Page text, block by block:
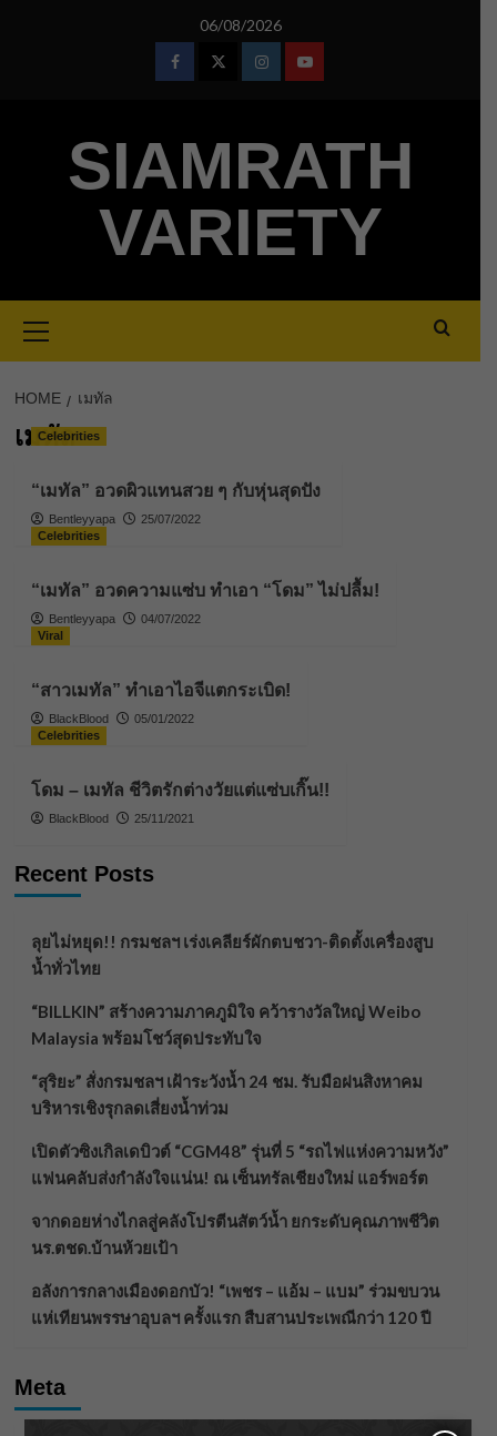
06/08/2026
FacebookTwitterInstagramYoutube
SIAMRATH
VARIETY
Menu
HOME เมทัล
เมทัล
Celebrities
“เมทัล” อวดผิวแทนสวย ๆ กับหุ่นสุดปัง
Bentleyyapa
25/07/2022
Celebrities
“เมทัล” อวดความแซ่บ ทำเอา “โดม” ไม่ปลื้ม!
Bentleyyapa
04/07/2022
Viral
“สาวเมทัล” ทำเอาไอจีแตกระเบิด!
BlackBlood
05/01/2022
Celebrities
โดม – เมทัล ชีวิตรักต่างวัยแต่แซ่บเกิ๊น!!
BlackBlood 25/11/2021
Recent Posts
ลุยไม่หยุด!! กรมชลฯ เร่งเคลียร์ผักตบชวา-ติดตั้งเครื่องสูบ
น้ำทั่วไทย
“BILLKIN” สร้างความภาคภูมิใจ คว้ารางวัลใหญ่ Weibo
Malaysia พร้อมโชว์สุดประทับใจ
“สุริยะ” สั่งกรมชลฯ เฝ้าระวังน้ำ 24 ชม. รับมือฝนสิงหาคม
บริหารเชิงรุกลดเสี่ยงน้ำท่วม
เปิดตัวซิงเกิลเดบิวต์ “CGM48” รุ่นที่ 5 “รถไฟแห่งความหวัง”
แฟนคลับส่งกำลังใจแน่น! ณ เซ็นทรัลเชียงใหม่ แอร์พอร์ต
จากดอยห่างไกลสู่คลังโปรตีนสัตว์น้ำ ยกระดับคุณภาพชีวิต
นร.ตชด.บ้านห้วยเป้า
อลังการกลางเมืองดอกบัว! “เพชร – แอ้ม – แบม” ร่วมขบวน
แห่เทียนพรรษาอุบลฯ ครั้งแรก สืบสานประเพณีกว่า 120 ปี
Meta